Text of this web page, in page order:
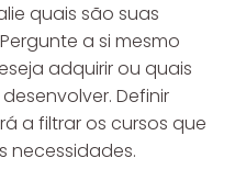
quais são suas
a si mesmo
adquirir ou quais
Definir
a filtrar os cursos que
necessidades.